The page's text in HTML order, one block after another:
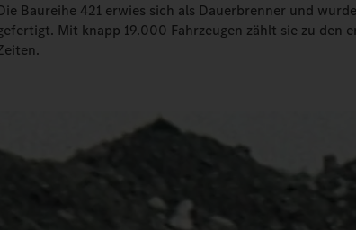
Baureihe 421 erwies sich als Dauerbrenner und
Mit knapp 19.000 Fahrzeugen zählt sie zu den